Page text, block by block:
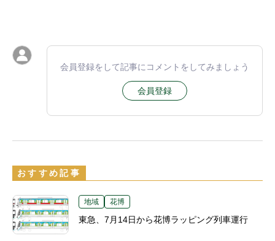
会員登録をして記事にコメントをしてみましょう
会員登録
おすすめ記事
地域 花博
東急、7月14日から花博ラッピング列車運行